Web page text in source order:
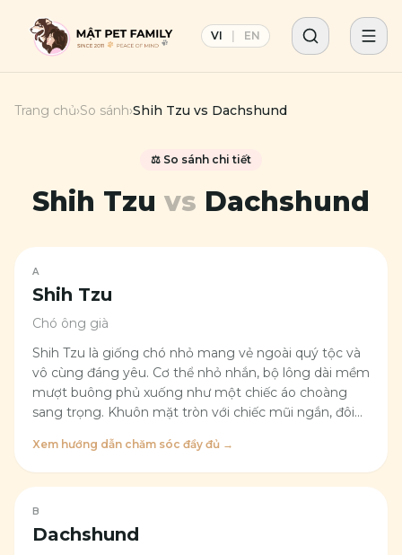
VI EN
Trang chủ›So sánh›Shih Tzu vs Dachshund
⚖️ So sánh chi tiết
Shih Tzu vs Dachshund
A
Shih Tzu
Chó ông già
Shih Tzu là giống chó nhỏ mang vẻ ngoài quý tộc và
vô cùng đáng yêu. Cơ thể nhỏ nhắn, bộ lông dài mềm
mượt buông phủ xuống như một chiếc áo choàng
sang trọng. Khuôn mặt tròn với chiếc mũi ngắn, đôi
ngây thơ và thân thiện. Đôi tai dài rủ xuống hai bên,
hòa vào lớp lông bồng bềnh khiến bé trông như một
cục bông biết chạy. Dáng đi nhẹ nhàng nhưng đầy tự
tin, chiếc đuôi cong phủ lông xù thường vắt lên lưng
tạo vẻ kiêu sa đặc trưng. Tính cách của Shih Tzu rất
Xem hướng dẫn chăm sóc đầy đủ →
B
Dachshund